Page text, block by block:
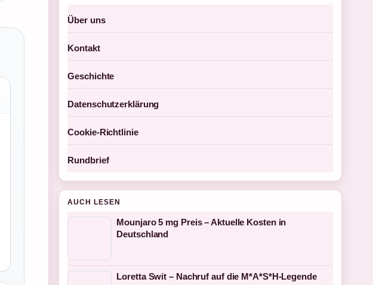
Über uns
Kontakt
Geschichte
Datenschutzerklärung
Cookie-Richtlinie
Rundbrief
AUCH LESEN
Mounjaro 5 mg Preis – Aktuelle Kosten in
Deutschland
Loretta Swit – Nachruf auf die M*A*S*H-Legende